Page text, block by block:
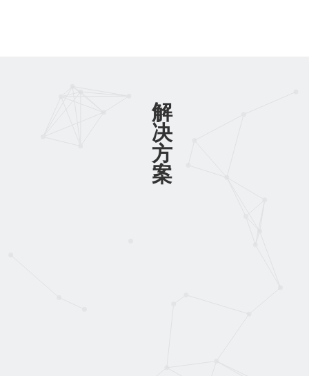
解
决
方
案